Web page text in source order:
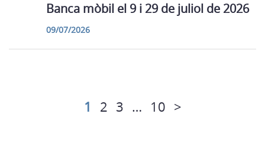
Banca mòbil el 9 i 29 de juliol de 2026
09/07/2026
1 2 3 … 10 >